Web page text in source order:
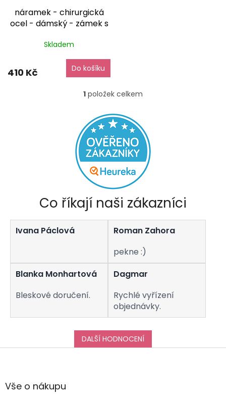
u
náramek - chirurgická
ocel - dámský - zámek s
balaní zdarma
Skladem
410 Kč Do košíku
O
l
á
d
a
c
í
p
r
v
k
v
ý
i
s
u
1 položek celkem
Co říkají naši zákazníci
Ivana Páclová
Roman Zahora
pekne :)
Blanka Monhartová
Bleskové doručení.
Dagmar
Rychlé vyřízení
objednávky.
DALŠÍ HODNOCENÍ
Z
aVše o nákupu